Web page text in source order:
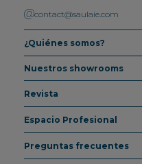
contact@saulaie.com
¿Quiénes somos?
Nuestros showrooms
Revista
Espacio Profesional
Preguntas frecuentes